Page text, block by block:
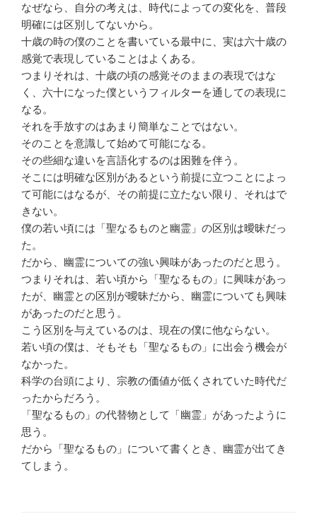
なぜなら、自分の考えは、時代によっての変化を、普段
明確には区別してないから。
十歳の時の僕のことを書いている最中に、実は六十歳の
感覚で表現していることはよくある。
つまりそれは、十歳の頃の感覚そのままの表現ではな
く、六十になった僕というフィルターを通しての表現に
なる。
それを手放すのはあまり簡単なことではない。
そのことを意識して始めて可能になる。
その些細な違いを言語化するのは困難を伴う。
そこには明確な区別があるという前提に立つことによっ
て可能にはなるが、その前提に立たない限り、それはで
きない。
僕の若い頃には「聖なるものと幽霊」の区別は曖昧だっ
た。
だから、幽霊についての強い興味があったのだと思う。
つまりそれは、若い頃から「聖なるもの」に興味があっ
たが、幽霊との区別が曖昧だから、幽霊についても興味
があったのだと思う。
こう区別を与えているのは、現在の僕に他ならない。
若い頃の僕は、そもそも「聖なるもの」に出会う機会が
なかった。
科学の台頭により、宗教の価値が低くされていた時代だ
ったからだろう。
「聖なるもの」の代替物として「幽霊」があったように
思う。
だから「聖なるもの」について書くとき、幽霊が出てき
てしまう。